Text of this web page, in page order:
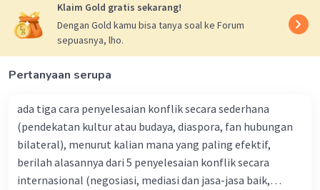
Pewarisan (Inheritance): Suatu objek dari kelas turunan
dapat digunakan dalam konteks kelas induknya. Ini
memungkinkan penggunaan objek dengan cara yang
konsisten tanpa harus tahu detail implementasi kelas
turunan.
Antarmuka (Interface): Suatu objek dapat menggunakan
antarmuka yang didefinisikan, memungkinkan kelas
yang berbeda untuk mengimplementasikan antarmuka
Beri Rating·0.0(0 ) Balas
Klaim Gold gratis sekarang!
Dengan Gold kamu bisa tanya soal ke Forum
sepuasnya, lho.
Pertanyaan serupa
ada tiga cara penyelesaian konflik secara sederhana
(pendekatan kultur atau budaya, diaspora, fan hubungan
bilateral), menurut kalian mana yang paling efektif,
berilah alasannya dari 5 penyelesaian konflik secara
internasional (negosiasi, mediasi dan jasa-jasa baik,